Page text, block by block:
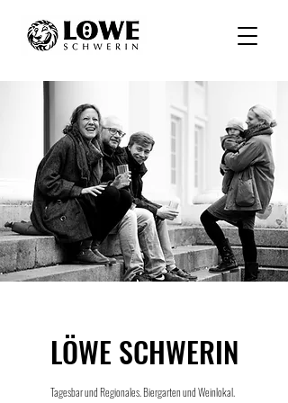
LÖWE SCHWERIN
Tagesbar und Regionales. Biergarten und Weinlokal.